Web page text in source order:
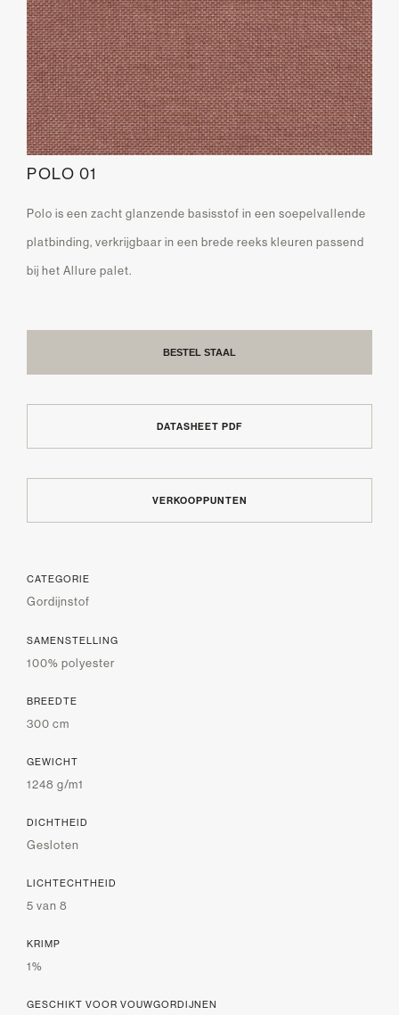
POLO 01
Polo is een zacht glanzende basisstof in een soepelvallende
platbinding, verkrijgbaar in een brede reeks kleuren passend
bij het Allure palet.
BESTEL STAAL
DATASHEET PDF
VERKOOPPUNTEN
CATEGORIE
Gordijnstof
SAMENSTELLING
100% polyester
BREEDTE
300 cm
GEWICHT
1248 g/m1
DICHTHEID
Gesloten
LICHTECHTHEID
5 van 8
KRIMP
1%
GESCHIKT VOOR VOUWGORDIJNEN